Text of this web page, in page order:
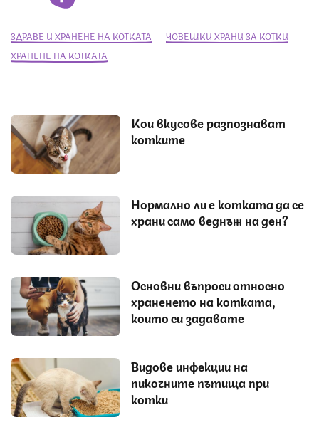
ЗДРАВЕ И ХРАНЕНЕ НА КОТКАТА
ЧОВЕШКИ ХРАНИ ЗА КОТКИ
ХРАНЕНЕ НА КОТКАТА
Кои вкусове разпознават
котките
Нормално ли е котката да се
храни само веднъж на ден?
Основни въпроси относно
храненето на котката,
които си задавате
Видове инфекции на
пикочните пътища при
котки